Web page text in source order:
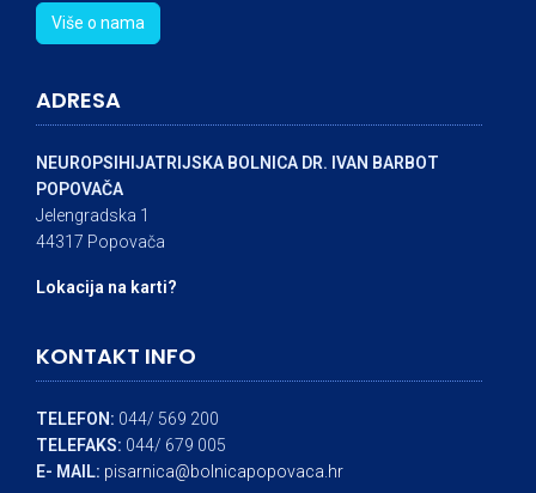
Više o nama
ADRESA
NEUROPSIHIJATRIJSKA BOLNICA DR. IVAN BARBOT
POPOVAČA
Jelengradska 1
44317 Popovača
Lokacija na karti?
KONTAKT INFO
TELEFON: 044/ 569 200
TELEFAKS: 044/ 679 005
E- MAIL: pisarnica@bolnicapopovaca.hr